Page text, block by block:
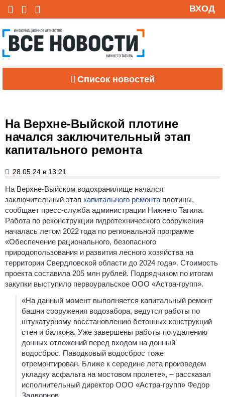
ВХОД
Список новостей
На Верхне-Выйской плотине
начался заключительный этап
капитального ремонта
28.05.24 в 13:21
На Верхне-Выйском водохранилище начался
заключительный этап капитального ремонта плотины,
сообщает пресс-служба администрации Нижнего Тагила.
Работа по реконструкции гидротехнического сооружения
началась летом 2022 года по региональной программе
«Обеспечение рационального, безопасного
природопользования и развития лесного хозяйства на
территории Свердловской области до 2024 года». Стоимость
проекта составила 205 млн рублей. Подрядчиком по итогам
закупки выступило первоуральское ООО «Астра-групп».
«На данный момент выполняется капитальный ремонт
башни сооружения водозабора, ведутся работы по
штукатурному восстановлению бетонных конструкций
стен и балкона. Уже завершены работы по удалению
донных отложений перед входом на донный
водосброс. Паводковый водосброс тоже
отремонтирован. Ближе к середине лета произведем
укладку асфальта на мостовом пролете», – рассказал
исполнительный директор ООО «Астра-групп» Федор
Задворнов.